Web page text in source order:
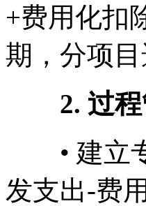
+费用化扣
期，分项
2. 过
• 建立专
发支出-费